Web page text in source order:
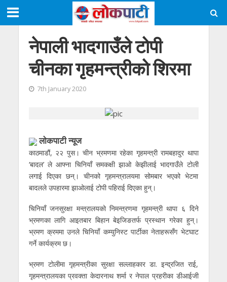
नेपाली भादगाउँले टोपी
चीनका गृहमन्त्रीको शिरमा
7th January 2020
लाेकपाटी न्यूज
काठमाडौं, २२ पुस। चीन भ्रमणमा रहेका गृहमन्त्री रामबहादुर थापा
‘बादल’ ले आफ्ना चिनियाँ समकक्षी झाओ केझीलाई भादगाउँले टोली
लगाई दिएका छन्। चीनको गृहमन्त्रालयमा सोमबार भएको भेटमा
बादलले उपहारमा झाओलाई टोपी पहिराई दिएका हुन्।
चिनियाँ जनसुरक्षा मन्त्रालयको निमन्त्रणमा गृहमन्त्री थापा ६ दिने
भ्रमणका लागि आइतबार बिहान बेइजिङतर्फ प्रस्थान गरेका हुन्।
भ्रमण क्रममा उनले चिनियाँ कम्युनिस्ट पार्टीका नेताहरूसँग भेटघाट
गर्ने कार्यक्रम छ।
भ्रमण टोलीमा गृहमन्त्रीका सुरक्षा सल्लाहकार डा. इन्द्रजित राई,
गृहमन्त्रालयका प्रवक्ता केदारनाथ शर्मा र नेपाल प्रहरीका डीआईजी